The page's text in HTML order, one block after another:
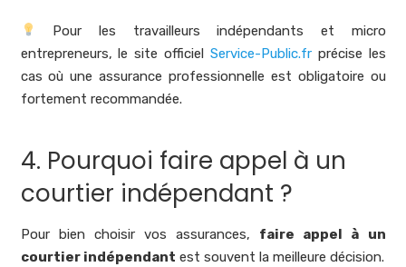
Pour les travailleurs indépendants et micro
entrepreneurs, le site officiel Service-Public.fr précise les
cas où une assurance professionnelle est obligatoire ou
fortement recommandée.
4. Pourquoi faire appel à un
courtier indépendant ?
Pour bien choisir vos assurances, faire appel à un
courtier indépendant est souvent la meilleure décision.